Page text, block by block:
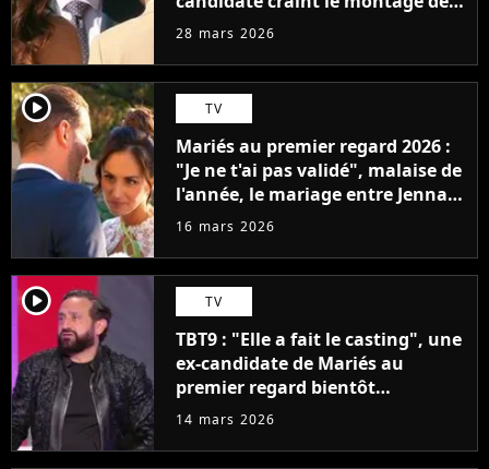
prochains épisodes
28 mars 2026
player2 TV
Mariés au premier regard 2026 :
"Je ne t'ai pas validé", malaise de
l'année, le mariage entre Jenna
et Laurent tourne à la
16 mars 2026
player2 TV
TBT9 : "Elle a fait le casting", une
ex-candidate de Mariés au
premier regard bientôt
chroniqueuse de Cyril Hanouna ?
14 mars 2026